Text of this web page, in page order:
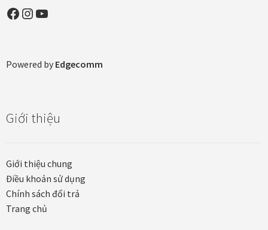
Khung tranh gỗ sồi
Liên hệ
Nghệ thuật sơn mài dát vàng
Nhận vẽ tranh theo yêu cầu
Facebook
Instagram
YouTube
Powered by Edgecomm
Giới thiệu
Giới thiệu chung
Điều khoản sử dụng
Chính sách đổi trả
Trang chủ